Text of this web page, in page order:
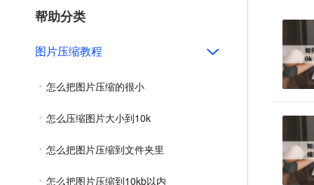
帮助分类
图片压缩教程
怎么把图片压缩的很小
怎么压缩图片大小到10k
怎么把图片压缩到文件夹里
怎么把图片压缩到10kb以内